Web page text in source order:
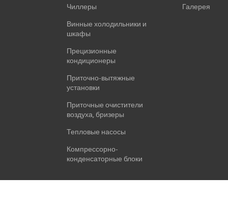
Чиллеры
Винные холодильники и
шкафы
Прецизионные
кондиционеры
Приточно-вытяжные
установки
Приточные очистители
воздуха, бризеры
Тепловые насосы
Компрессорно-
конденсаторные блоки
Галерея